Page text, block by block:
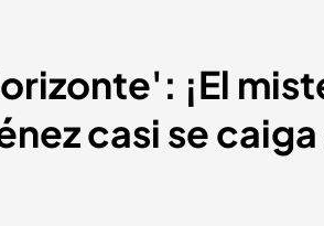
¡El
casi se